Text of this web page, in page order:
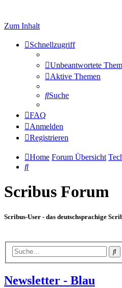
Zum Inhalt
Schnellzugriff
Unbeantwortete
Aktive Themen
Suche
FAQ
Anmelden
Registrieren
Home Forum Übersicht
Suche
Scribus Forum
Scribus-User - das deutschsprachige
Newsletter - Blau